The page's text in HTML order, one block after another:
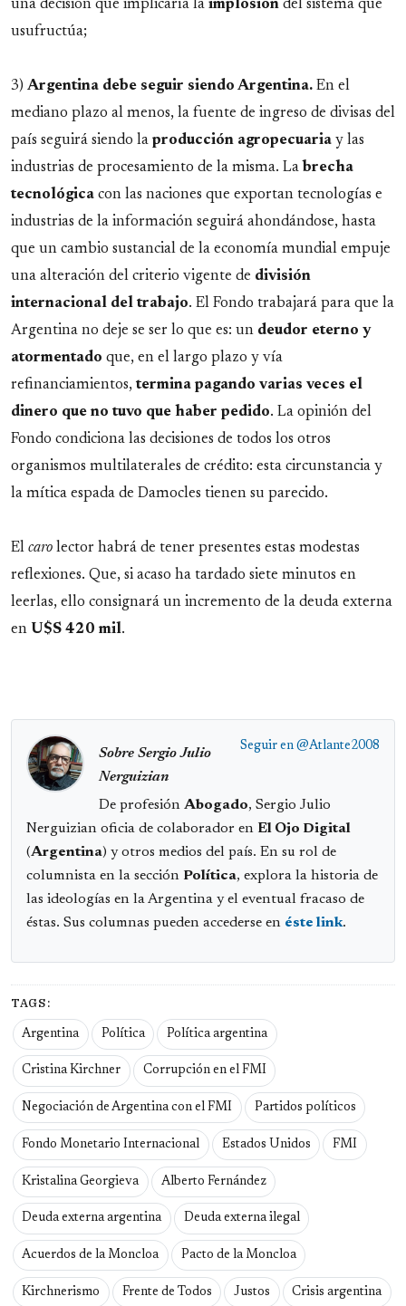
una decisión que implicaría la implosión del sistema que
usufructúa;
3) Argentina debe seguir siendo Argentina. En el
mediano plazo al menos, la fuente de ingreso de divisas del
país seguirá siendo la producción agropecuaria y las
industrias de procesamiento de la misma. La brecha
tecnológica con las naciones que exportan tecnologías e
industrias de la información seguirá ahondándose, hasta
que un cambio sustancial de la economía mundial empuje
una alteración del criterio vigente de división
internacional del trabajo. El Fondo trabajará para que la
Argentina no deje se ser lo que es: un deudor eterno y
atormentado que, en el largo plazo y vía
refinanciamientos, termina pagando varias veces el
dinero que no tuvo que haber pedido. La opinión del
Fondo condiciona las decisiones de todos los otros
organismos multilaterales de crédito: esta circunstancia y
la mítica espada de Damocles tienen su parecido.
El caro lector habrá de tener presentes estas modestas
reflexiones. Que, si acaso ha tardado siete minutos en
leerlas, ello consignará un incremento de la deuda externa
en U$S 420 mil.
Seguir en @Atlante2008
Sobre Sergio Julio
Nerguizian
De profesión Abogado, Sergio Julio
Nerguizian oficia de colaborador en El Ojo Digital
(Argentina) y otros medios del país. En su rol de
columnista en la sección Política, explora la historia de
las ideologías en la Argentina y el eventual fracaso de
éstas. Sus columnas pueden accederse en éste link.
TAGS:
Argentina Política Política argentina
Cristina Kirchner Corrupción en el FMI
Negociación de Argentina con el FMI Partidos políticos
Fondo Monetario Internacional Estados Unidos FMI
Kristalina Georgieva Alberto Fernández
Deuda externa argentina Deuda externa ilegal
Acuerdos de la Moncloa Pacto de la Moncloa
Kirchnerismo Frente de Todos Justos Crisis argentina